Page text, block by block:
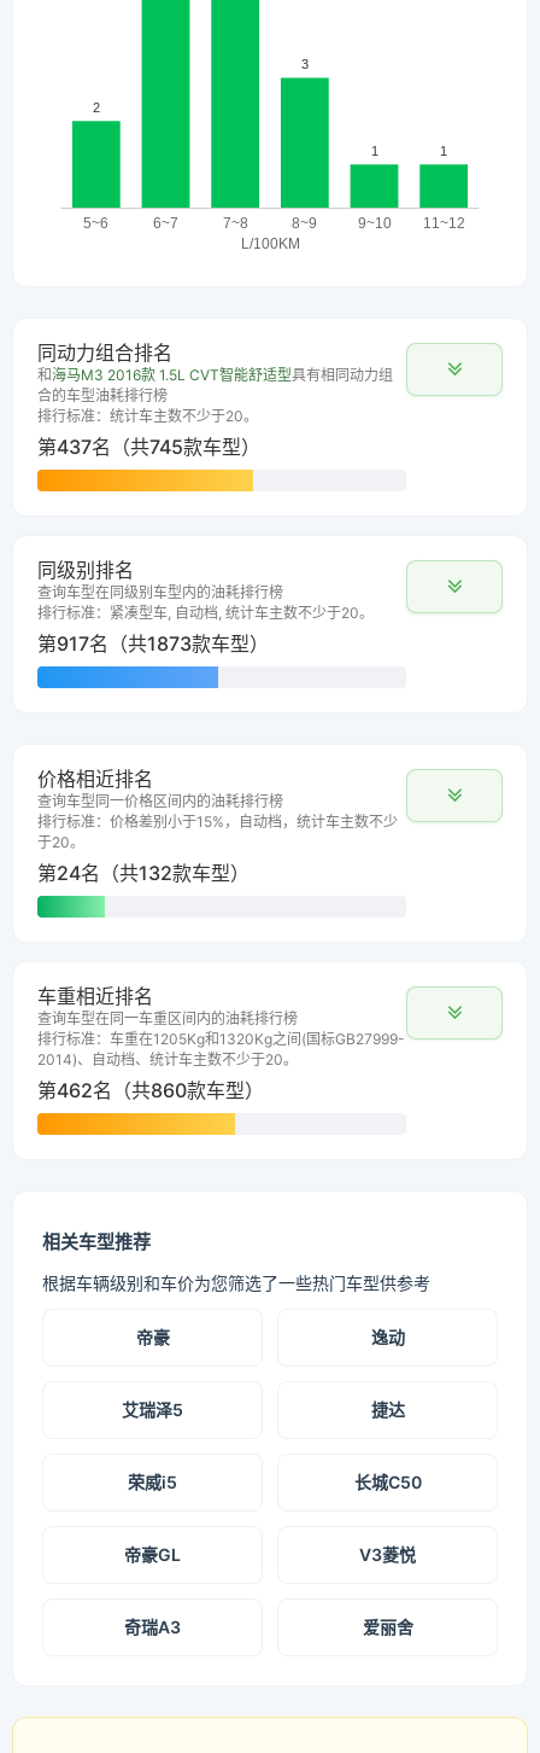
同动力组合排名
和海马M3 2016款 1.5L CVT智能舒适型具有相同动力组
合的车型油耗排行榜
排行标准：统计车主数不少于20。
第437名（共745款车型）
同级别排名
查询车型在同级别车型内的油耗排行榜
排行标准：紧凑型车, 自动档, 统计车主数不少于20。
第917名（共1873款车型）
价格相近排名
查询车型同一价格区间内的油耗排行榜
排行标准：价格差别小于15%，自动档，统计车主数不少
于20。
第24名（共132款车型）
车重相近排名
查询车型在同一车重区间内的油耗排行榜
排行标准：车重在1205Kg和1320Kg之间(国标GB27999-
2014)、自动档、统计车主数不少于20。
第462名（共860款车型）
相关车型推荐
根据车辆级别和车价为您筛选了一些热门车型供参考
帝豪 逸动
艾瑞泽5 捷达
荣威i5 长城C50
帝豪GL V3菱悦
奇瑞A3 爱丽舍